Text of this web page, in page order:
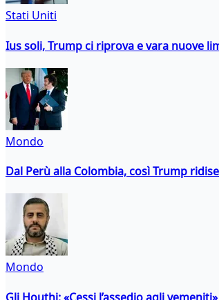
Stati Uniti
Ius soli, Trump ci riprova e vara nuove
Mondo
Dal Perù alla Colombia, così Trump
Mondo